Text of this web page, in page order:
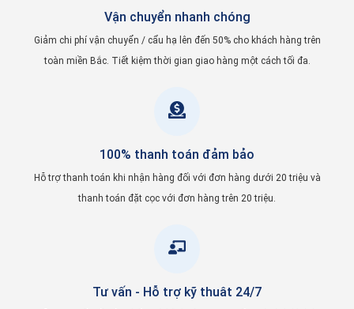
Vận chuyển nhanh chóng
Giảm chi phí vận chuyển / cẩu hạ lên đến 50% cho khách hàng trên
toàn miền Bắc. Tiết kiệm thời gian giao hàng một cách tối đa.
100% thanh toán đảm bảo
Hỗ trợ thanh toán khi nhận hàng đối với đơn hàng dưới 20 triệu và
thanh toán đặt cọc với đơn hàng trên 20 triệu.
Tư vấn - Hỗ trợ kỹ thuât 24/7